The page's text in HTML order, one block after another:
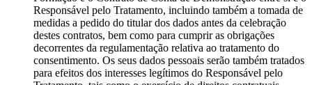
Responsável pelo Tratamento, incluindo também a tomada de
medidas a pedido do titular dos dados antes da celebração
destes contratos, bem como para cumprir as obrigações
decorrentes da regulamentação relativa ao tratamento do
consentimento. Os seus dados pessoais serão também tratados
para efeitos dos interesses legítimos do Responsável pelo